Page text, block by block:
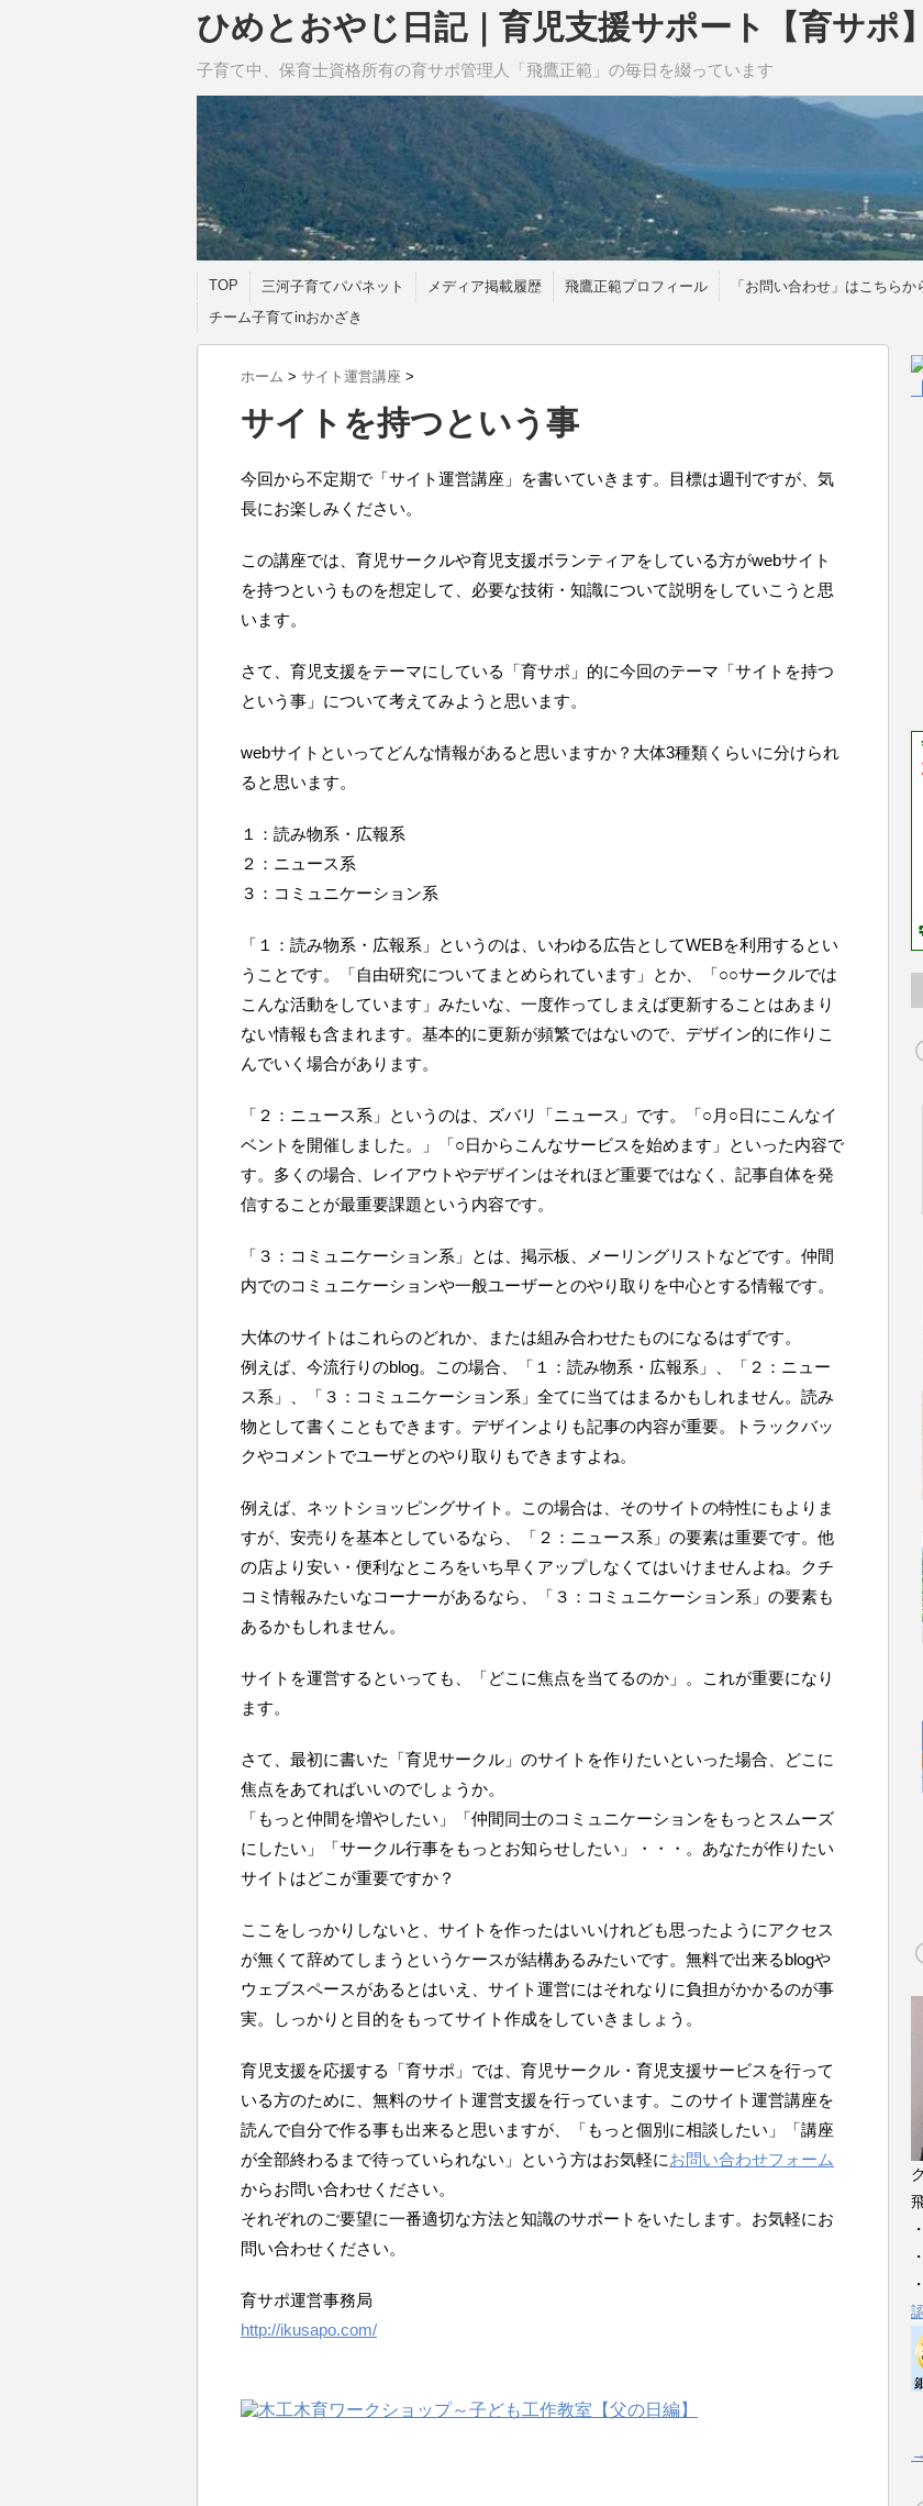
ひめとおやじ日記｜育児支援サポート【育サポ】
子育て中、保育士資格所有の育サポ管理人「飛鷹正範」の毎日を綴っています
TOP 三河子育てパパネット メディア掲載履歴 飛鷹正範プロフィール 「お問い合わせ」はこちらか
チーム子育てinおかざき
ホーム > サイト運営講座 >
サイトを持つという事
今回から不定期で「サイト運営講座」を書いていきます。目標は週刊ですが、気
長にお楽しみください。
この講座では、育児サークルや育児支援ボランティアをしている方がwebサイト
を持つというものを想定して、必要な技術・知識について説明をしていこうと思
います。
さて、育児支援をテーマにしている「育サポ」的に今回のテーマ「サイトを持つ
という事」について考えてみようと思います。
webサイトといってどんな情報があると思いますか？大体3種類くらいに分けられ
ると思います。
１：読み物系・広報系
２：ニュース系
３：コミュニケーション系
「１：読み物系・広報系」というのは、いわゆる広告としてWEBを利用するとい
うことです。「自由研究についてまとめられています」とか、「○○サークルでは
こんな活動をしています」みたいな、一度作ってしまえば更新することはあまり
ない情報も含まれます。基本的に更新が頻繁ではないので、デザイン的に作りこ
んでいく場合があります。
「２：ニュース系」というのは、ズバリ「ニュース」です。「○月○日にこんなイ
ベントを開催しました。」「○日からこんなサービスを始めます」といった内容で
す。多くの場合、レイアウトやデザインはそれほど重要ではなく、記事自体を発
信することが最重要課題という内容です。
「３：コミュニケーション系」とは、掲示板、メーリングリストなどです。仲間
内でのコミュニケーションや一般ユーザーとのやり取りを中心とする情報です。
大体のサイトはこれらのどれか、または組み合わせたものになるはずです。
例えば、今流行りのblog。この場合、「１：読み物系・広報系」、「２：ニュー
ス系」、「３：コミュニケーション系」全てに当てはまるかもしれません。読み
物として書くこともできます。デザインよりも記事の内容が重要。トラックバッ
クやコメントでユーザとのやり取りもできますよね。
例えば、ネットショッピングサイト。この場合は、そのサイトの特性にもよりま
すが、安売りを基本としているなら、「２：ニュース系」の要素は重要です。他
の店より安い・便利なところをいち早くアップしなくてはいけませんよね。クチ
コミ情報みたいなコーナーがあるなら、「３：コミュニケーション系」の要素も
あるかもしれません。
サイトを運営するといっても、「どこに焦点を当てるのか」。これが重要になり
ます。
さて、最初に書いた「育児サークル」のサイトを作りたいといった場合、どこに
焦点をあてればいいのでしょうか。
「もっと仲間を増やしたい」「仲間同士のコミュニケーションをもっとスムーズ
にしたい」「サークル行事をもっとお知らせしたい」・・・。あなたが作りたい
サイトはどこが重要ですか？
ここをしっかりしないと、サイトを作ったはいいけれども思ったようにアクセス
が無くて辞めてしまうというケースが結構あるみたいです。無料で出来るblogや
ウェブスペースがあるとはいえ、サイト運営にはそれなりに負担がかかるのが事
実。しっかりと目的をもってサイト作成をしていきましょう。
育児支援を応援する「育サポ」では、育児サークル・育児支援サービスを行って
いる方のために、無料のサイト運営支援を行っています。このサイト運営講座を
読んで自分で作る事も出来ると思いますが、「もっと個別に相談したい」「講座
が全部終わるまで待っていられない」という方はお気軽にお問い合わせフォーム
からお問い合わせください。
それぞれのご要望に一番適切な方法と知識のサポートをいたします。お気軽にお
問い合わせください。
育サポ運営事務局
http://ikusapo.com/